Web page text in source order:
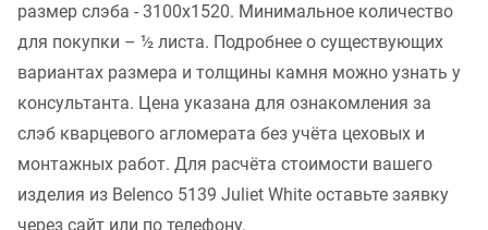
размер слэба - 3100x1520. Минимальное количество
для покупки – ½ листа. Подробнее о существующих
вариантах размера и толщины камня можно узнать у
консультанта. Цена указана для ознакомления за
слэб кварцевого агломерата без учёта цеховых и
монтажных работ. Для расчёта стоимости вашего
изделия из Belenco 5139 Juliet White оставьте заявку
через сайт или по телефону.